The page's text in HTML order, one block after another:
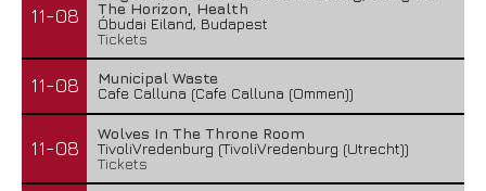
11-08
The Horizon, Health
Óbudai Eiland, Budapest
Tickets
11-08
Municipal Waste
Cafe Calluna (Cafe Calluna (Ommen))
11-08
Wolves In The Throne Room
TivoliVredenburg (TivoliVredenburg (Utrecht))
Tickets